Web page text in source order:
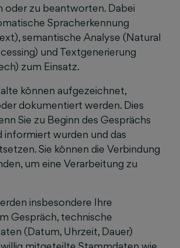
oder zu beantworten. Dabei
Spracherkennung
semantische Analyse (Natural
und Textgenerierung
zum Einsatz.
können aufgezeichnet,
dokumentiert werden. Dies
Sie zu Beginn des Gesprächs
informiert wurden und das
Sie können die Verbindung
um eine Verarbeitung zu
insbesondere Ihre
Gespräch, technische
(Datum, Uhrzeit, Dauer)